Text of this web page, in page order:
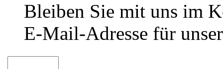
Bleiben Sie mit uns im
E-Mail-Adresse für